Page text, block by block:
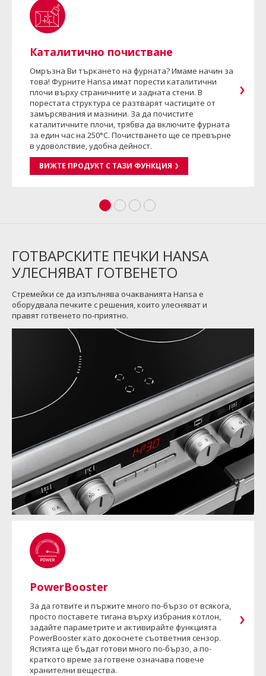
Каталитично почистване
Омръзна Ви търкането на фурната? Имаме начин за
това! Фурните Hansa имат порести каталитични
плочи върху страничните и задната стени. В
порестата структура се разтварят частиците от
замърсявания и мазнини. За да почистите
каталитичните плочи, трябва да включите фурната
за един час на 250°C. Почистването ще се превърне
в удоволствие, удобна дейност.
ВИЖТЕ ПРОДУКТ С ТАЗИ ФУНКЦИЯ
ГОТВАРСКИТЕ ПЕЧКИ HANSA
УЛЕСНЯВАТ ГОТВЕНЕТО
Стремейки се да изпълнява очакванията Hansa е
оборудвала печките с решения, които улесняват и
правят готвенето по-приятно.
PowerBooster
За да готвите и пържите много по-бързо от всякога,
просто поставете тигана върху избрания котлон,
задайте параметрите и активирайте функцията
PowerBooster като докоснете съответния сензор.
Ястията ще бъдат готови много по-бързо, а по-
краткото време за готвене означава повече
хранителни вещества.